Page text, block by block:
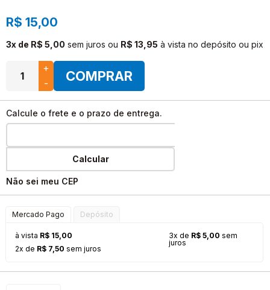
R$ 15,00
3x de R$ 5,00 sem juros ou R$ 13,95 à vista no depósito ou pix
+
-
COMPRAR
Calcule o frete e o prazo de entrega.
Calcular
Não sei meu CEP
Mercado Pago Depósito
à vista R$ 15,00
2x de R$ 7,50 sem juros
3x de R$ 5,00 sem
juros